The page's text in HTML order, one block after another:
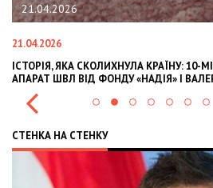
21.04.2026
21.04.2026
ІСТОРІЯ, ЯКА СКОЛИХНУЛА КРАЇНУ:
АПАРАТ ШВЛ ВІД ФОНДУ «НАДІЯ» І
СТЕНКА НА СТЕНКУ